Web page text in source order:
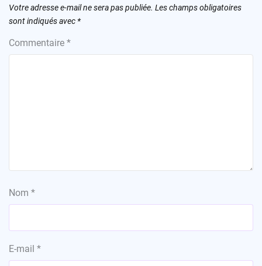
Votre adresse e-mail ne sera pas publiée. Les champs obligatoires
sont indiqués avec *
Commentaire *
Nom *
E-mail *